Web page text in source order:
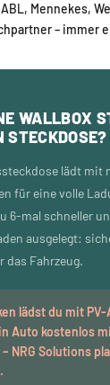
Mennekes,
– immer
WALLBOX
STECKDOSE?
lädt mit
für eine volle
6-mal schneller
ausgelegt:
das Fahrzeug.
lädst du mit PV-
Auto kostenlos
NRG Solutions